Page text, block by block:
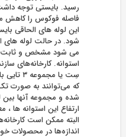
رسید. بایستی توجه
فاصله فوکوس را کاهش
این لوله های الحاقی
شود. در حالت لوله های
می شود مشخص و ثابت
استوانه. کارخانه‌های
سِت یا
که می‌توانند به صورت
شده و مجموعه آنها بین
البته ممکن است
اندازه‌ها در محصولات